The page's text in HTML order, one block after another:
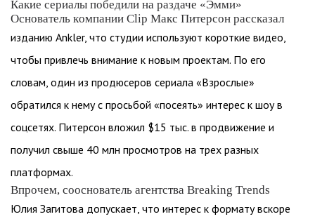
Какие сериалы победили на раздаче «Эмми»
Основатель компании Clip Макс Питерсон рассказал
изданию Ankler, что студии используют короткие видео,
чтобы привлечь внимание к новым проектам. По его
словам, один из продюсеров сериала «Взрослые»
обратился к нему с просьбой «посеять» интерес к шоу в
соцсетях. Питерсон вложил $15 тыс. в продвижение и
получил свыше 40 млн просмотров на трех разных
платформах.
Впрочем, сооснователь агентства Breaking Trends
Юлия Загитова допускает, что интерес к формату вскоре